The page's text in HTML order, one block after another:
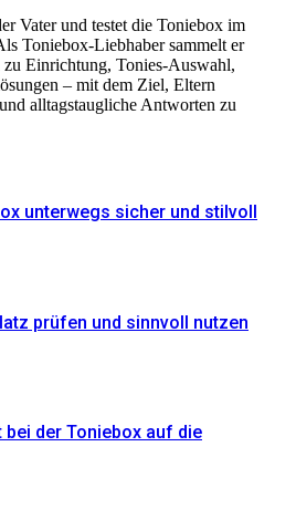
Vater und testet die Toniebox im
Toniebox-Liebhaber sammelt er
Einrichtung, Tonies-Auswahl,
– mit dem Ziel, Eltern
alltagstaugliche Antworten zu
unterwegs sicher und stilvoll
prüfen und sinnvoll nutzen
der Toniebox auf die